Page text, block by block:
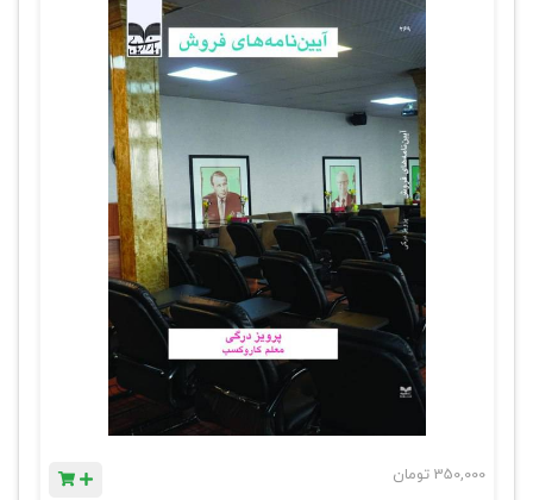
350,000 تومان